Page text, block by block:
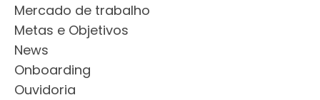
Mercado de trabalho
Metas e Objetivos
News
Onboarding
Ouvidoria